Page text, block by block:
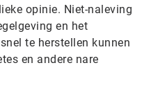
opinie. Niet-naleving
en het
te herstellen kunnen
en andere nare